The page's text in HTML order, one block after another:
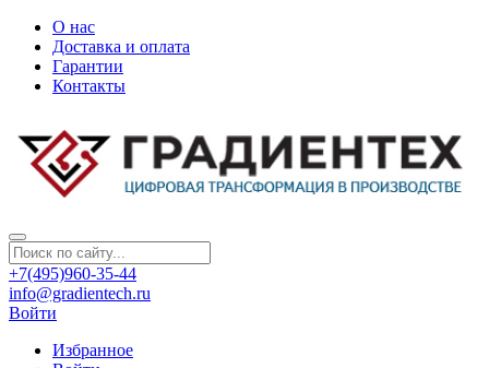
О нас
Доставка и оплата
Гарантии
Контакты
+7(495)960-35-44
info@gradientech.ru
Войти
Избранное